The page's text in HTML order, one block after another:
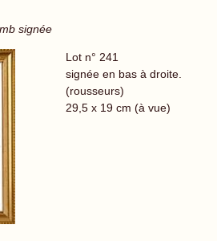
signée
Lot n° 241
signée en bas à droite.
(rousseurs)
29,5 x 19 cm (à vue)